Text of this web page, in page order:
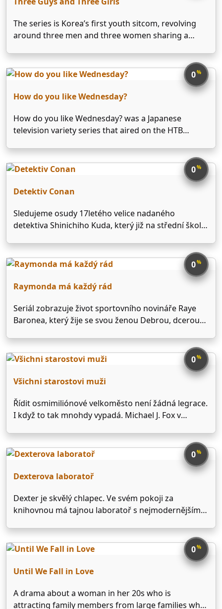
The series is Korea’s first youth sitcom, revolving
around three men and three women sharing a
comedic and romantic adventures, with a focus on
friendships and budding relationships. Key
0%
How do you like Wednesday?
How do you like Wednesday? was a Japanese
television variety series that aired on the HTB
television networks in Japan. The program debuted
on HTB on October 9, 1996. The series was …
0%
Detektiv Conan
Sledujeme osudy 17letého velice nadaného
detektiva Shinichiho Kuda, který již na střední škole
jen do doby, než ho při vyšetřování jednoho případu
pachatel donutí spolknout jed APTX 4869. Shinichi
0%
Raymonda má každý rád
Seriál zobrazuje život sportovního novináře Raye
Baronea, který žije se svou ženou Debrou, dcerou
Geoffreym. Naproti přes ulici bydlí Rayovi rodiče -
Frank a Marie a jejich syn Robert. Ti jsou často 0%
Všichni starostovi muži
Řídit osmimiliónové velkoměsto není žádná legrace.
I když to tak mnohdy vypadá. Michael J. Fox v
newyorské radnici. Na radnici nejlidnatějšího
amerického města je každodenně veselo. Mike a
0%
Dexterova laboratoř
Dexter je skvělý chlapec. Ve svém pokoji za
knihovnou má tajnou laboratoř s nejmodernějšími
myšlení a práci však narušuje jeho příliš hloupá
sestra Dee-Dee s destruktivními sklony. Často před
0%
Until We Fall in Love
A drama about a woman in her 20s who is
attracting family members from large families who